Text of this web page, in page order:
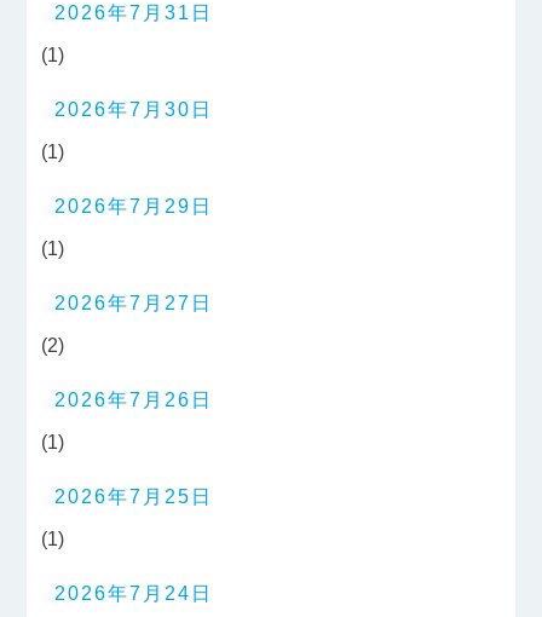
2026年7月31日
(1)
2026年7月30日
(1)
2026年7月29日
(1)
2026年7月27日
(2)
2026年7月26日
(1)
2026年7月25日
(1)
2026年7月24日